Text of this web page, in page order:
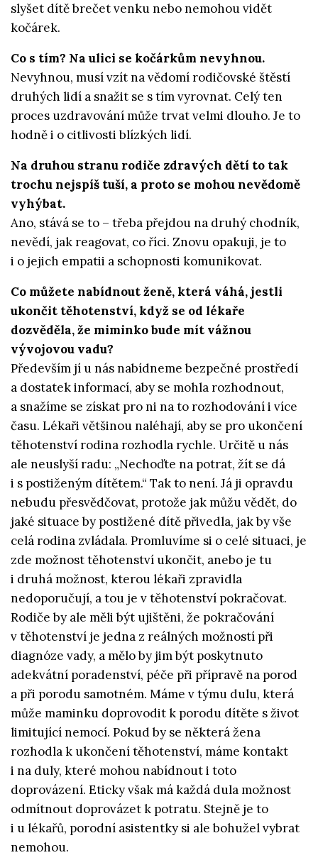
slyšet dítě brečet venku nebo nemohou vidět
kočárek.
Co s tím? Na ulici se kočárkům nevyhnou.
Nevyhnou, musí vzít na vědomí rodičovské štěstí
druhých lidí a snažit se s tím vyrovnat. Celý ten
proces uzdravování může trvat velmi dlouho. Je to
hodně i o citlivosti blízkých lidí.
Na druhou stranu rodiče zdravých dětí to tak
trochu nejspíš tuší, a proto se mohou nevědomě
vyhýbat.
Ano, stává se to – třeba přejdou na druhý chodník,
nevědí, jak reagovat, co říci. Znovu opakuji, je to
i o jejich empatii a schopnosti komunikovat.
Co můžete nabídnout ženě, která váhá, jestli
ukončit těhotenství, když se od lékaře
dozvěděla, že miminko bude mít vážnou
vývojovou vadu?
Především jí u nás nabídneme bezpečné prostředí
a dostatek informací, aby se mohla rozhodnout,
a snažíme se získat pro ni na to rozhodování i více
času. Lékaři většinou naléhají, aby se pro ukončení
těhotenství rodina rozhodla rychle. Určitě u nás
ale neuslyší radu: „Nechoďte na potrat, žít se dá
i s postiženým dítětem.“ Tak to není. Já ji opravdu
nebudu přesvědčovat, protože jak můžu vědět, do
jaké situace by postižené dítě přivedla, jak by vše
celá rodina zvládala. Promluvíme si o celé situaci, je
zde možnost těhotenství ukončit, anebo je tu
i druhá možnost, kterou lékaři zpravidla
nedoporučují, a tou je v těhotenství pokračovat.
Rodiče by ale měli být ujištěni, že pokračování
v těhotenství je jedna z reálných možností při
diagnóze vady, a mělo by jim být poskytnuto
adekvátní poradenství, péče při přípravě na porod
a při porodu samotném. Máme v týmu dulu, která
může maminku doprovodit k porodu dítěte s život
limitující nemocí. Pokud by se některá žena
rozhodla k ukončení těhotenství, máme kontakt
i na duly, které mohou nabídnout i toto
doprovázení. Eticky však má každá dula možnost
odmítnout doprovázet k potratu. Stejně je to
i u lékařů, porodní asistentky si ale bohužel vybrat
nemohou.